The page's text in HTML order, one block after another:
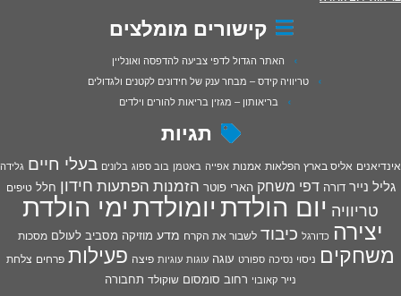
קישורים מומלצים
האתר הגדול לדפי צביעה להדפסה ואונליין
טריוויה קידס – מבחר ענק של חידונים לקטנים ולגדולים
בריאותון – מגזין בריאות להורים וילדים
תגיות
אינדיאנים אליס בארץ הפלאות אמנות אפייה באטמן בוב ספוג בלונים בעלי חיים גלידה
גליל נייר דורה דפי משחק הארי פוטר הזמנות הפתעות חידון חלל טיפים
טריוויה יום הולדתיומולדתימי הולדת
יצירה כדורגל כיבוד לשבור את הקרח מדע מוזיקה מסביב לעולם מסכות
משחקים ניסוי נסיכה ספורט עוגה עוגות עוגיות פיצה פעילות פרחים צלחת
נייר קאובוי רחוב סומסום שוקולד תחבורה